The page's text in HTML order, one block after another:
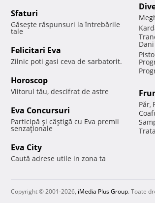
Sfaturi
Găseşte răspunsuri la întrebările
tale
Felicitari Eva
Zilnic poti gasi ceva de sarbatorit.
Horoscop
Viitorul tău, descifrat de astre
Eva Concursuri
Participă şi câştigă cu Eva premii
senzaţionale
Eva City
Caută adrese utile in zona ta
Păr,
Copyright © 2001-2026, iMedia Plus Group. Toate